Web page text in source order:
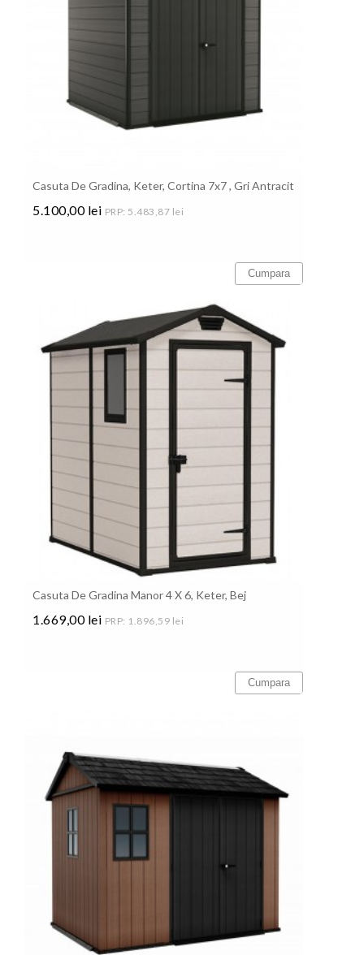
Casuta De Gradina, Keter, Cortina 7x7 , Gri Antracit
5.100,00 lei PRP: 5.483,87 lei
Cumpara
Casuta De Gradina Manor 4 X 6, Keter, Bej
1.669,00 lei PRP: 1.896,59 lei
Cumpara